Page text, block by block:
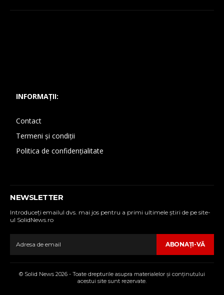
INFORMAȚII:
Contact
Termeni și condiții
Politica de confidențialitate
NEWSLETTER
Introduceţi emailul dvs. mai jos pentru a primi ultimele ştiri de pe site-
ul SolidNews.ro
ABONAŢI-VĂ
© Solid News 2026 - Toate drepturile asupra materialelor şi conţinutului
acestui site sunt rezervate.